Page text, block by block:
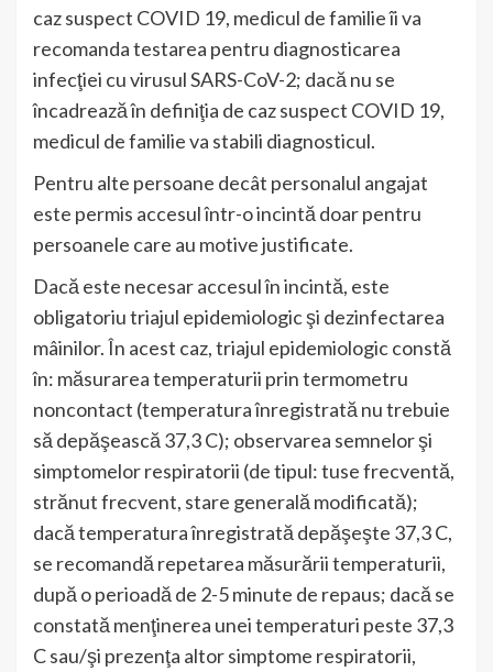
caz suspect COVID 19, medicul de familie îi va
recomanda testarea pentru diagnosticarea
infecţiei cu virusul SARS-CoV-2; dacă nu se
încadrează în definiţia de caz suspect COVID 19,
medicul de familie va stabili diagnosticul.
Pentru alte persoane decât personalul angajat
este permis accesul într-o incintă doar pentru
persoanele care au motive justificate.
Dacă este necesar accesul în incintă, este
obligatoriu triajul epidemiologic şi dezinfectarea
mâinilor. În acest caz, triajul epidemiologic constă
în: măsurarea temperaturii prin termometru
noncontact (temperatura înregistrată nu trebuie
să depăşească 37,3 C); observarea semnelor şi
simptomelor respiratorii (de tipul: tuse frecventă,
strănut frecvent, stare generală modificată);
dacă temperatura înregistrată depăşeşte 37,3 C,
se recomandă repetarea măsurării temperaturii,
după o perioadă de 2-5 minute de repaus; dacă se
constată menţinerea unei temperaturi peste 37,3
C sau/şi prezenţa altor simptome respiratorii,